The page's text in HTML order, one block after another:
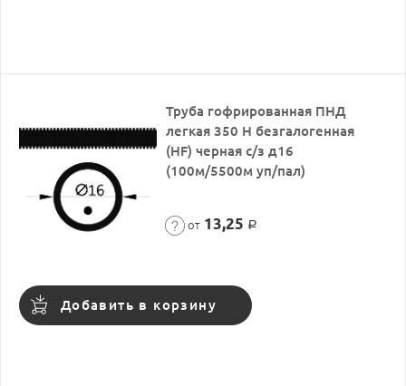
Труба гофрированная ПНД
легкая 350 Н безгалогенная
(HF) черная с/з д16
(100м/5500м уп/пал)
от 13,25 Р
Добавить в корзину